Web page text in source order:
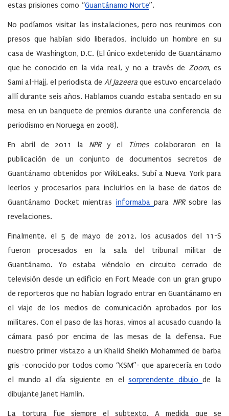
estas prisiones como “Guantánamo Norte”.
No podíamos visitar las instalaciones, pero nos reunimos con
presos que habían sido liberados, incluido un hombre en su
casa de Washington, D.C. (El único exdetenido de Guantánamo
que he conocido en la vida real, y no a través de Zoom, es
Sami al-Hajj, el periodista de Al Jazeera que estuvo encarcelado
allí durante seis años. Hablamos cuando estaba sentado en su
mesa en un banquete de premios durante una conferencia de
periodismo en Noruega en 2008).
En abril de 2011 la NPRy el Timescolaboraron en la
publicación de un conjunto de documentos secretos de
Guantánamo obtenidos por WikiLeaks. Subí a Nueva York para
leerlos y procesarlos para incluirlos en la base de datos de
Guantánamo Docket mientras informabapara NPRsobre las
revelaciones.
Finalmente, el 5 de mayo de 2012, los acusados del 11-S
fueron procesados en la sala del tribunal militar de
Guantánamo. Yo estaba viéndolo en circuito cerrado de
televisión desde un edificio en Fort Meade con un gran grupo
de reporteros que no habían logrado entrar en Guantánamo en
el viaje de los medios de comunicación aprobados por los
militares. Con el paso de las horas, vimos al acusado cuando la
cámara pasó por encima de las mesas de la defensa. Fue
nuestro primer vistazo a un Khalid Sheikh Mohammed de barba
gris -conocido por todos como “KSM”- que aparecería en todo
el mundo al día siguiente en elsorprendente dibujode la
dibujante Janet Hamlin.
La tortura fue siempre el subtexto. A medida que se